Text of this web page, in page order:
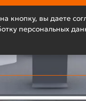
кнопку, вы даете
персональных